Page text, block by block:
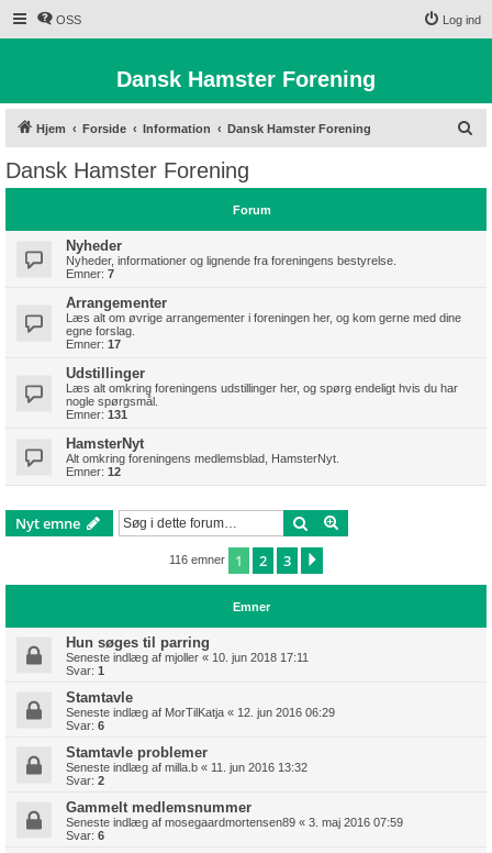
OSS Log ind
Dansk Hamster Forening
Hjem Forside Information Dansk Hamster Forening
Dansk Hamster Forening
Forum
Nyheder
Nyheder, informationer og lignende fra foreningens bestyrelse.
Emner: 7
Arrangementer
Læs alt om øvrige arrangementer i foreningen her, og kom gerne med dine
egne forslag.
Emner: 17
Udstillinger
Læs alt omkring foreningens udstillinger her, og spørg endeligt hvis du har
nogle spørgsmål.
Emner: 131
HamsterNyt
Alt omkring foreningens medlemsblad, HamsterNyt.
Emner: 12
Nyt emne Søg
116 emner 1 2 3
Emner
Hun søges til parring
Seneste indlæg af mjoller « 10. jun 2018 17:11
Svar: 1
Stamtavle
Seneste indlæg af MorTilKatja « 12. jun 2016 06:29
Svar: 6
Stamtavle problemer
Seneste indlæg af milla.b « 11. jun 2016 13:32
Svar: 2
Gammelt medlemsnummer
Seneste indlæg af mosegaardmortensen89 « 3. maj 2016 07:59
Svar: 6